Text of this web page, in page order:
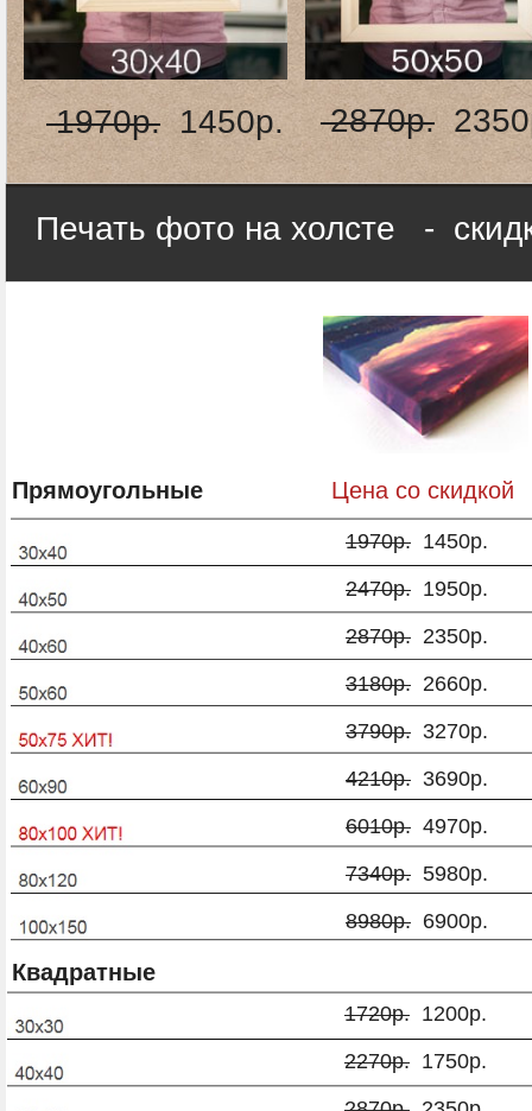
1970р.1450р.
Квадратные
1720р.1200р.
2270р.1750р.
1970р. 1450р.
2470р. 1950р.
2870р. 2350р.
3180р. 2660р.
3790р. 3270р.
4210р. 3690р.
6010р. 4970р.
7340р. 5980р.
8980р. 6900р.
Прямоугольные Цена со скидкой
2870р.
Печать фото на холсте -